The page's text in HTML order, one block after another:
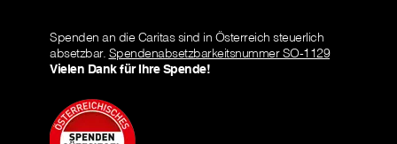
Spenden an die Caritas sind in Österreich steuerlich
absetzbar. Spendenabsetzbarkeitsnummer SO-1129
Vielen Dank für Ihre Spende!